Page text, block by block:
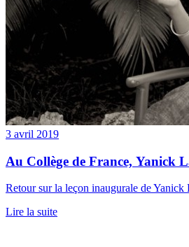
3 avril 2019
Au Collège de France, Yanick
Retour sur la leçon inaugurale de Yanick
Lire la suite